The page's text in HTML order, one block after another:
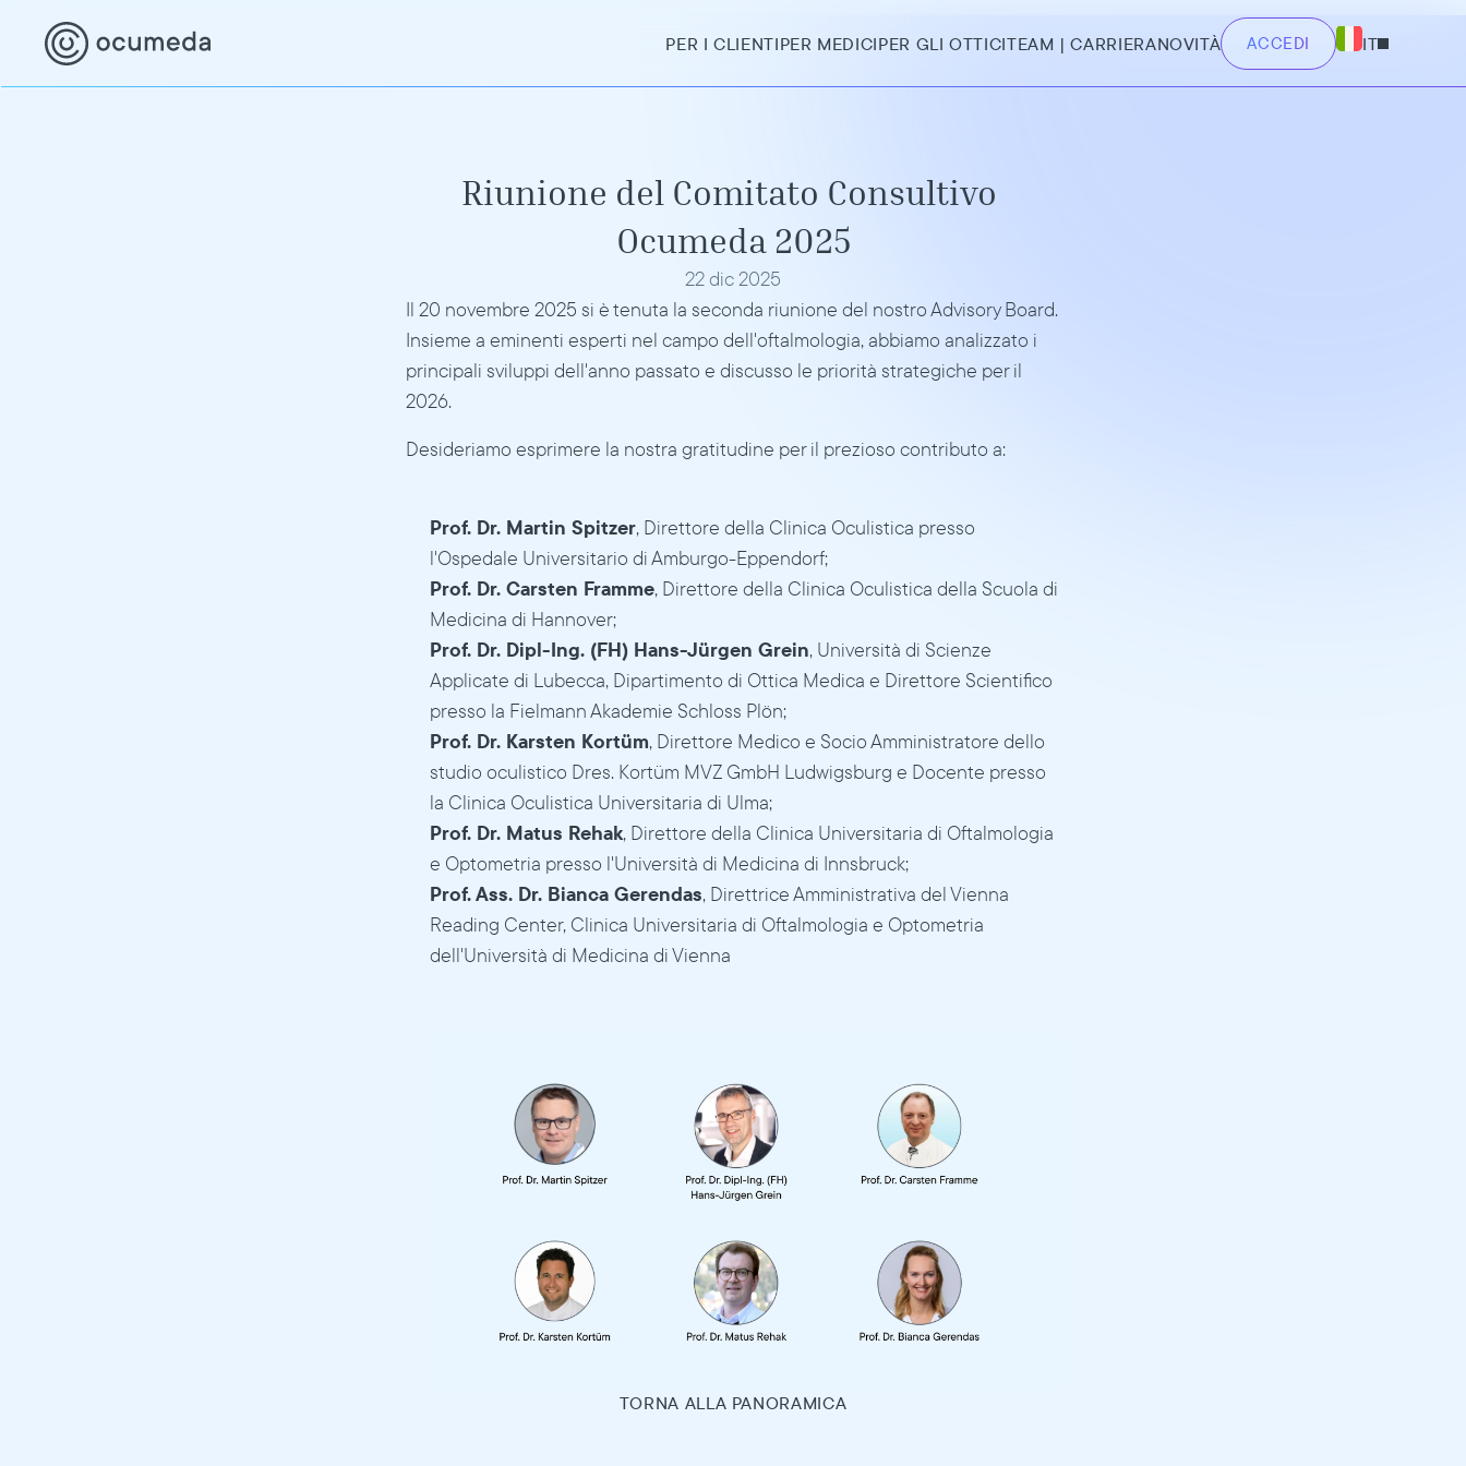
PER I CLIENTIPER MEDICIPER GLI OTTICITEAM | CARRIERANOVITÀ ACCEDI IT
Riunione del Comitato Consultivo
Ocumeda 2025
22 dic 2025
Il 20 novembre 2025 si è tenuta la seconda riunione del nostro Advisory Board.
Insieme a eminenti esperti nel campo dell'oftalmologia, abbiamo analizzato i
principali sviluppi dell'anno passato e discusso le priorità strategiche per il
2026.
Desideriamo esprimere la nostra gratitudine per il prezioso contributo a:
Prof. Dr. Martin Spitzer, Direttore della Clinica Oculistica presso
l'Ospedale Universitario di Amburgo-Eppendorf;
Prof. Dr. Carsten Framme, Direttore della Clinica Oculistica della Scuola di
Medicina di Hannover;
Prof. Dr. Dipl-Ing. (FH) Hans-Jürgen Grein, Università di Scienze
Applicate di Lubecca, Dipartimento di Ottica Medica e Direttore Scientifico
presso la Fielmann Akademie Schloss Plön;
Prof. Dr. Karsten Kortüm, Direttore Medico e Socio Amministratore dello
studio oculistico Dres. Kortüm MVZ GmbH Ludwigsburg e Docente presso
la Clinica Oculistica Universitaria di Ulma;
Prof. Dr. Matus Rehak, Direttore della Clinica Universitaria di Oftalmologia
e Optometria presso l'Università di Medicina di Innsbruck;
Prof. Ass. Dr. Bianca Gerendas, Direttrice Amministrativa del Vienna
Reading Center, Clinica Universitaria di Oftalmologia e Optometria
dell'Università di Medicina di Vienna
TORNA ALLA PANORAMICA